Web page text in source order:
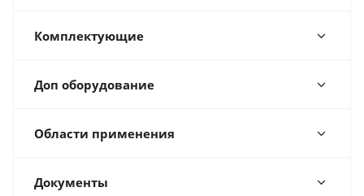
Комплектующие
Доп оборудование
Области применения
Документы